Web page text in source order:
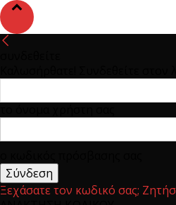
Ξεχάσατε τον κωδικό σας;